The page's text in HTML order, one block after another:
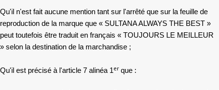
Qu'il n'est fait aucune mention tant sur l'arrêté que sur la feuille de
reproduction de la marque que « SULTANA ALWAYS THE BEST »
peut toutefois être traduit en français « TOUJOURS LE MEILLEUR
» selon la destination de la marchandise ;
Qu'il est précisé à l'article 7 alinéa 1erque :